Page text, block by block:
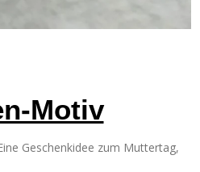
Motiv
Geschenkidee zum Muttertag,